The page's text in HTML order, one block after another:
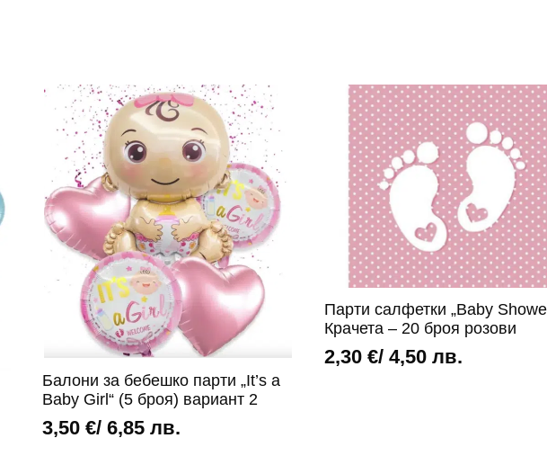
Балони за бебешко парти „It’s a
Baby Girl“ (5 броя) вариант 2
3,50€/ 6,85 лв.
Парти салфетки „Baby
Крачета – 20 броя розови
2,30 €/ 4,50 лв.